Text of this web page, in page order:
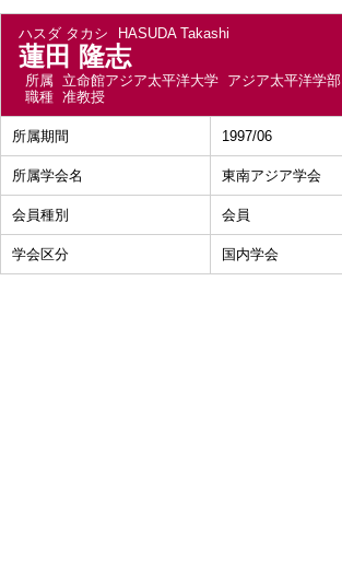
ハスダ タカシ HASUDA Takashi
蓮田 隆志
所属 立命館アジア太平洋大学 アジア太平洋学部
職種 准教授
所属期間 1997/06
所属学会名 東南アジア学会
会員種別 会員
学会区分 国内学会